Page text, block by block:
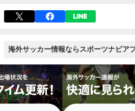
海外サッカー情報ならスポーツナビア